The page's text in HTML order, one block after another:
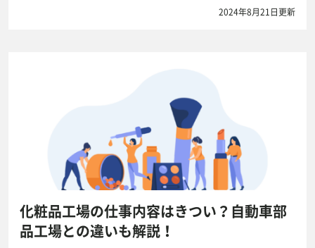
2024年8月21日更新
化粧品工場の仕事内容はきつい？自動車部
品工場との違いも解説！